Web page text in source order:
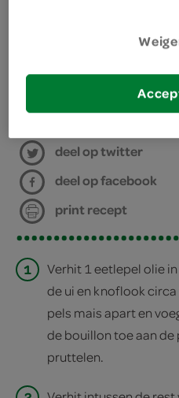
bereiden
deel op twitter
deel op facebook
print recept
1
Verhit 1 eetlepel olie
de ui en knoflook
pels mais apart en
de bouillon toe aan
pruttelen.